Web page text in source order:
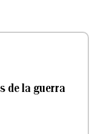
de la guerra